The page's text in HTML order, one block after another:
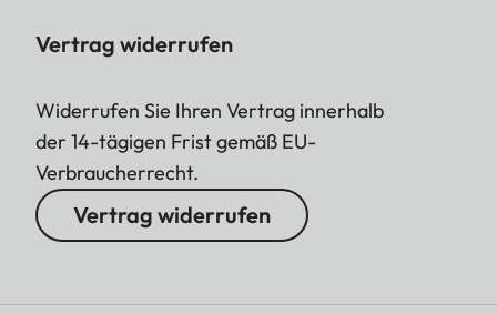
Vertrag widerrufen
Widerrufen Sie Ihren Vertrag innerhalb
der 14-tägigen Frist gemäß EU-
Verbraucherrecht.
Vertrag widerrufen